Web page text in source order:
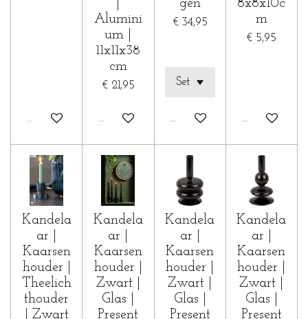
In winkelwagen
Alumini
um |
11x11x38
cm
€ 21,95
In winkelwagen
gen
€ 34,95
In winkelwagen
8x8x10c
m
€ 5,95
In
Kandela
ar |
Kaarsen
houder |
Theelich
thouder
| Zwart
Kandela
ar |
Kaarsen
houder |
Zwart |
Glas |
Present
Kandela
ar |
Kaarsen
houder |
Zwart |
Glas |
Present
Kandela
ar |
Kaarsen
houder |
Zwart |
Glas |
Present